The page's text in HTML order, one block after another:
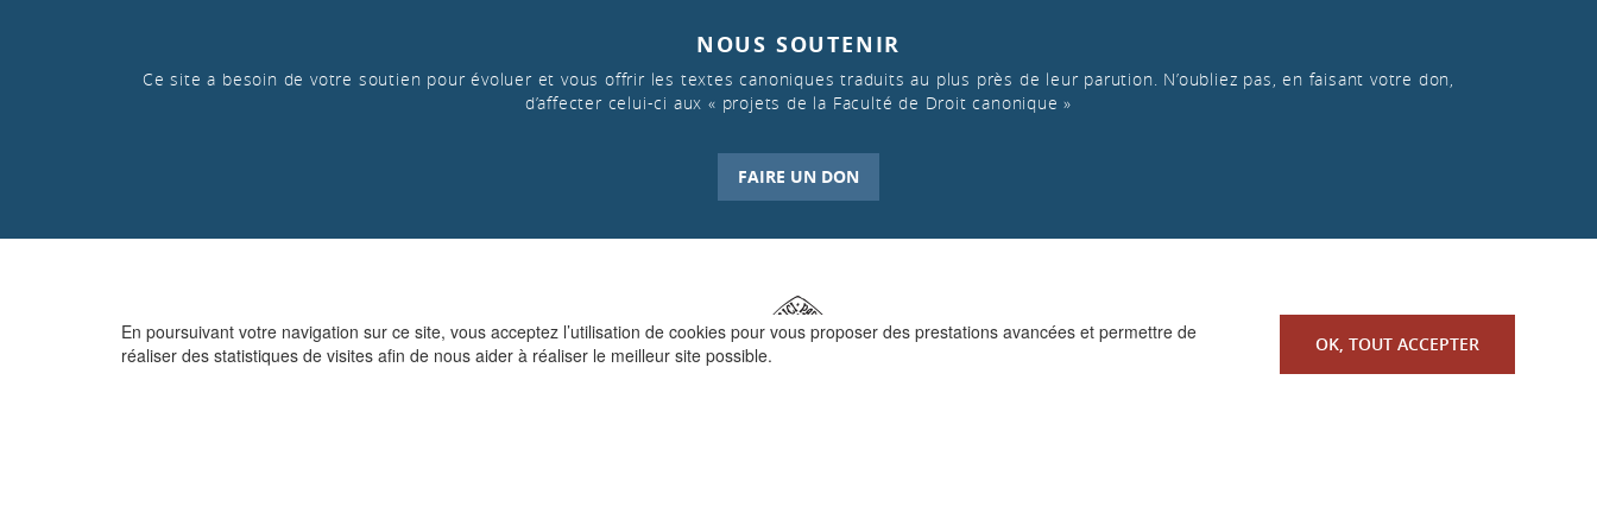
En poursuivant votre navigation sur ce site, vous acceptez l’utilisation de cookies pour vous proposer des prestations avancées et permettre de
réaliser des statistiques de visites afin de nous aider à réaliser le meilleur site possible.
OK, TOUT ACCEPTER
NOUS SOUTENIR
Ce site a besoin de votre soutien pour évoluer et vous offrir les textes canoniques traduits au plus près de leur parution. N’oubliez pas, en faisant votre don,
d’affecter celui-ci aux « projets de la Faculté de Droit canonique »
FAIRE UN DON